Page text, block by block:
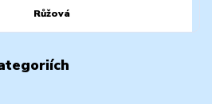
Růžová